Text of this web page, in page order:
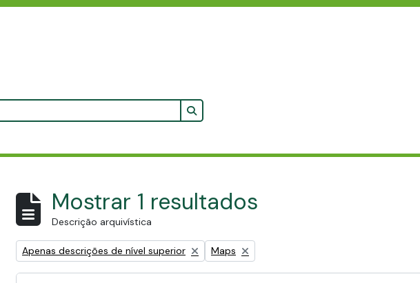
Search in browse page
Mostrar 1 resultados
Descrição arquivística
Remove filter:
Apenas descrições de nível superior Remove filter:
Maps